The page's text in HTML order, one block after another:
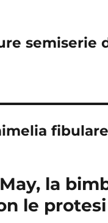
semiserie
fibulare
la
le